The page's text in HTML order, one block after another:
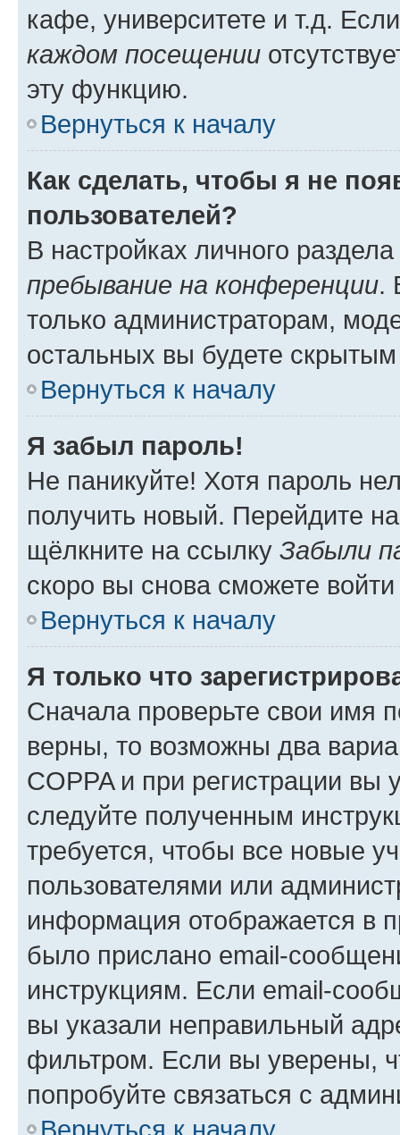
кафе, университете и т.д.
каждом посещении
эту функцию.
Вернуться к началу
Как сделать, чтобы я не
пользователей?
В настройках личного
пребывание на конференции.
только администраторам,
остальных вы будете
Вернуться к началу
Я забыл пароль!
Не паникуйте! Хотя пароль
получить новый. Перейдите
щёлкните на ссылку Забыли
скоро вы снова сможете
Вернуться к началу
Я только что
Сначала проверьте свои имя
верны, то возможны два
COPPA и при регистрации вы
следуйте полученным
требуется, чтобы все новые
пользователями или
информация отображается в
было прислано email-
инструкциям. Если email-
вы указали неправильный
фильтром. Если вы уверены,
попробуйте связаться с
Вернуться к началу